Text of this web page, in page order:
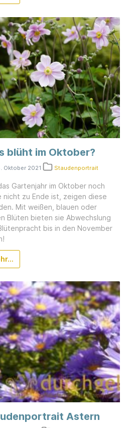
blüht im Oktober?
Oktober 2021 Staudenportrait
Gartenjahr im Oktober noch
nicht zu Ende ist, zeigen diese
Mit weißen, blauen oder
Blüten bieten sie Abwechslung
bis in den November
Astern